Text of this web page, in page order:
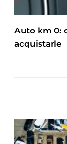
Auto km 0:
acquistarle